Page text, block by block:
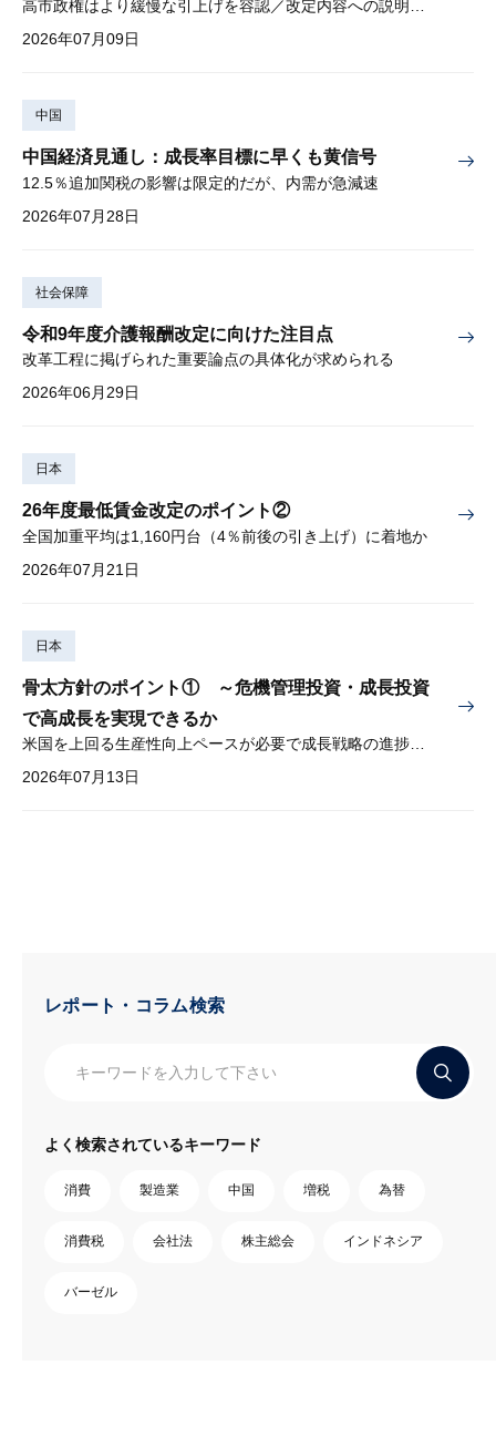
高市政権はより緩慢な引上げを容認／改定内容への説明責任が焦点
2026年07月09日
中国
中国経済見通し：成長率目標に早くも黄信号
12.5％追加関税の影響は限定的だが、内需が急減速
2026年07月28日
社会保障
令和9年度介護報酬改定に向けた注目点
改革工程に掲げられた重要論点の具体化が求められる
2026年06月29日
日本
26年度最低賃金改定のポイント②
全国加重平均は1,160円台（4％前後の引き上げ）に着地か
2026年07月21日
日本
骨太方針のポイント① ～危機管理投資・成長投資
で高成長を実現できるか
米国を上回る生産性向上ペースが必要で成長戦略の進捗管理も課題
2026年07月13日
レポート・コラム検索
よく検索されているキーワード
消費 製造業 中国 増税 為替
消費税 会社法 株主総会 インドネシア
バーゼル